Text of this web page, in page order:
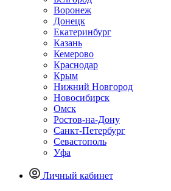
Воронеж
Донецк
Екатеринбург
Казань
Кемерово
Краснодар
Крым
Нижний Новгород
Новосибирск
Омск
Ростов-на-Дону
Санкт-Петербург
Севастополь
Уфа
Личный кабинет